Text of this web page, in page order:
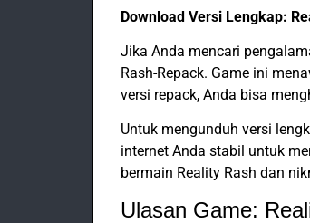
Download Versi Lengkap:
Jika Anda mencari
Rash-Repack. Game ini
versi repack, Anda bisa
Untuk mengunduh versi
internet Anda stabil untuk
bermain Reality Rash dan
Ulasan Game: